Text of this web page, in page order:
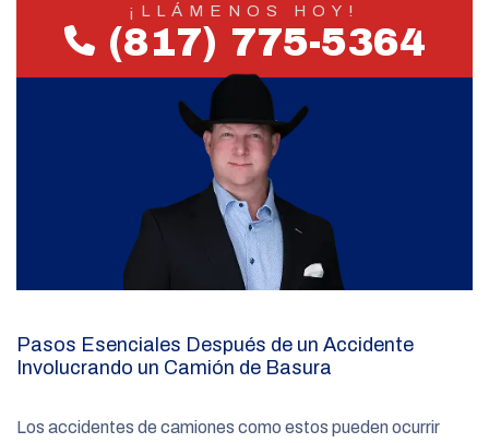
¡LLÁMENOS HOY!
(817) 775-5364
Pasos Esenciales Después de un Accidente
Involucrando un Camión de Basura
Los accidentes de camiones como estos pueden ocurrir